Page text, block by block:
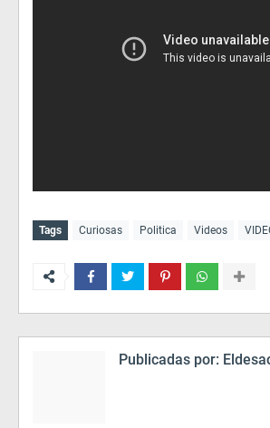
Tags Curiosas Politica Videos
Publicadas por: